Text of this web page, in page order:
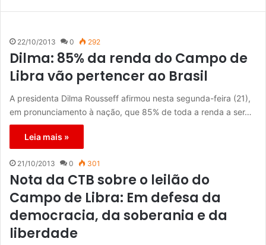
22/10/2013 0 292
Dilma: 85% da renda do Campo de
Libra vão pertencer ao Brasil
A presidenta Dilma Rousseff afirmou nesta segunda-feira (21),
em pronunciamento à nação, que 85% de toda a renda a ser…
Leia mais »
21/10/2013 0 301
Nota da CTB sobre o leilão do
Campo de Libra: Em defesa da
democracia, da soberania e da
liberdade